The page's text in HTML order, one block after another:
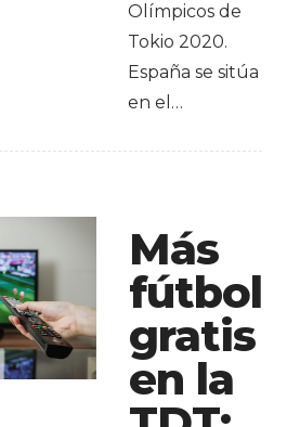
Olímpicos de
Tokio 2020.
España se sitúa
en el…
Más
fútbol
gratis
en la